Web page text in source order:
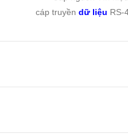
cáp truyền dữ liệu RS-